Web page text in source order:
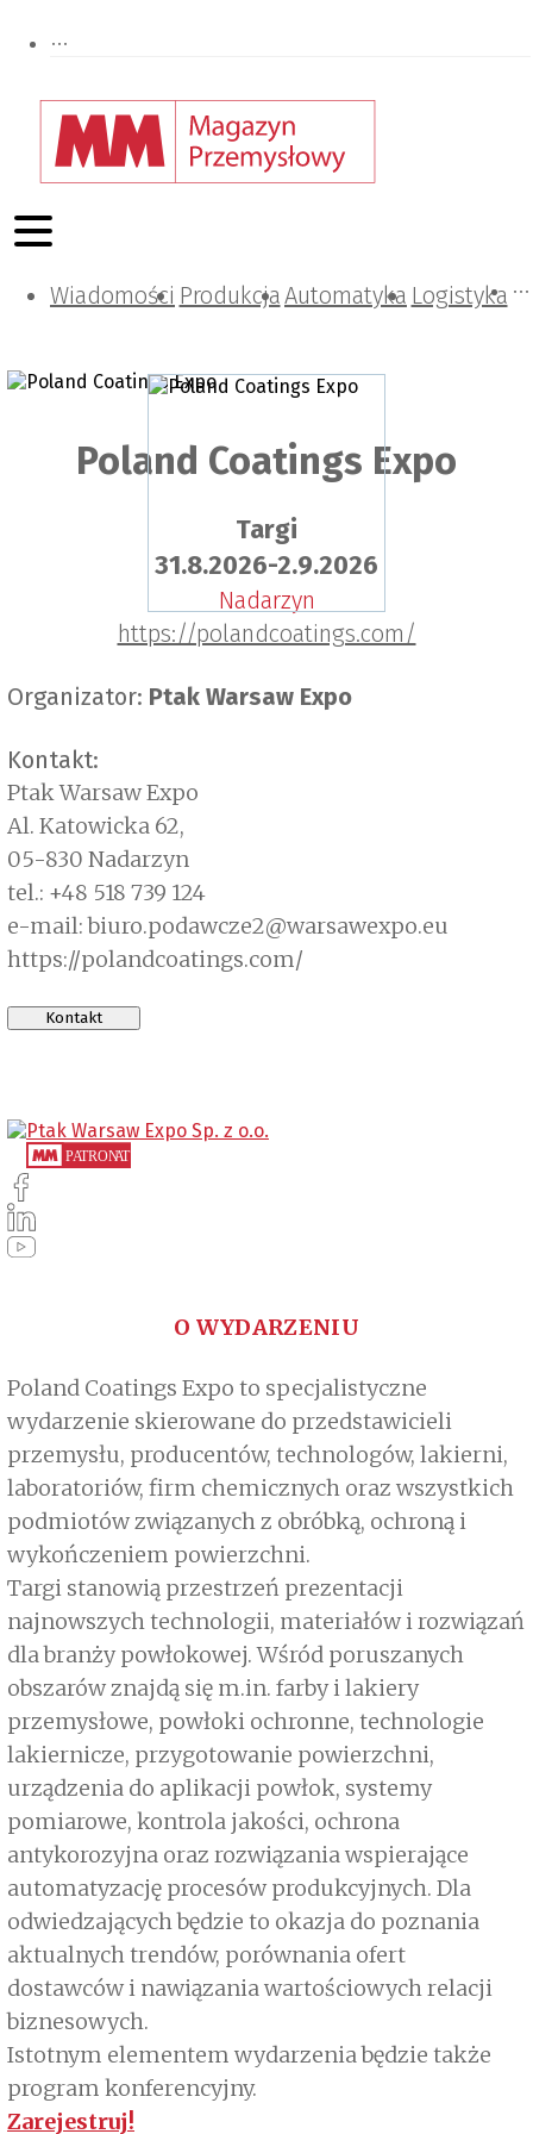
Wiadomości ProdukcjaAutomatyka Logistyka
Projektowanie i konstrukcje
Zarządzanie i IT
Tematy specjalne
Poland Coatings Expo
Targi
31.8.2026-2.9.2026
Nadarzyn
https://polandcoatings.com/
Organizator: Ptak Warsaw Expo
Kontakt:
Ptak Warsaw Expo
Al. Katowicka 62,
05-830 Nadarzyn
tel.: +48 518 739 124
e-mail: biuro.podawcze2@warsawexpo.eu
https://polandcoatings.com/
Kontakt
O WYDARZENIU
Poland Coatings Expo to specjalistyczne
wydarzenie skierowane do przedstawicieli
przemysłu, producentów, technologów, lakierni,
laboratoriów, firm chemicznych oraz wszystkich
podmiotów związanych z obróbką, ochroną i
wykończeniem powierzchni.
Targi stanowią przestrzeń prezentacji
najnowszych technologii, materiałów i rozwiązań
dla branży powłokowej. Wśród poruszanych
obszarów znajdą się m.in. farby i lakiery
przemysłowe, powłoki ochronne, technologie
lakiernicze, przygotowanie powierzchni,
urządzenia do aplikacji powłok, systemy
pomiarowe, kontrola jakości, ochrona
antykorozyjna oraz rozwiązania wspierające
automatyzację procesów produkcyjnych. Dla
odwiedzających będzie to okazja do poznania
aktualnych trendów, porównania ofert
dostawców i nawiązania wartościowych relacji
biznesowych.
Istotnym elementem wydarzenia będzie także
program konferencyjny.
Zarejestruj!